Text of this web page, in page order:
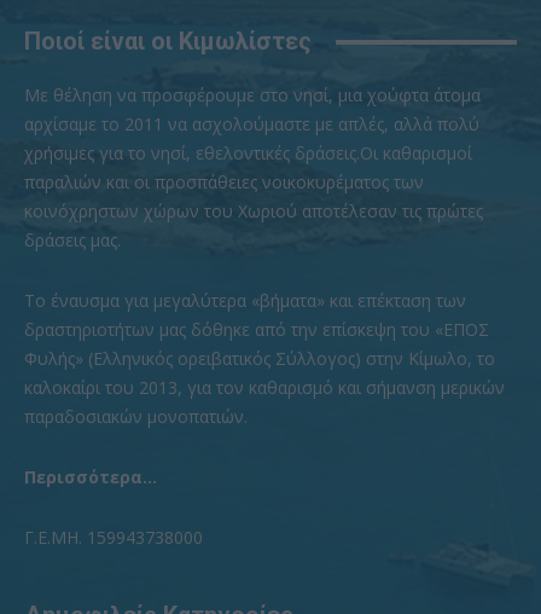
Ποιοί είναι οι Κιμωλίστες
Με θέληση να προσφέρουμε στο νησί, μια χούφτα άτομα
αρχίσαμε το 2011 να ασχολούμαστε με απλές, αλλά πολύ
χρήσιμες για το νησί, εθελοντικές δράσεις.Οι καθαρισμοί
παραλιών και οι προσπάθειες νοικοκυρέματος των
κοινόχρηστων χώρων του Χωριού αποτέλεσαν τις πρώτες
δράσεις μας.
To έναυσμα για μεγαλύτερα «βήματα» και επέκταση των
δραστηριοτήτων μας δόθηκε από την επίσκεψη του «ΕΠΟΣ
Φυλής» (Ελληνικός ορειβατικός Σύλλογος) στην Κίμωλο, το
καλοκαίρι του 2013, για τον καθαρισμό και σήμανση μερικών
παραδοσιακών μονοπατιών.
Περισσότερα...
Γ.Ε.ΜΗ. 159943738000